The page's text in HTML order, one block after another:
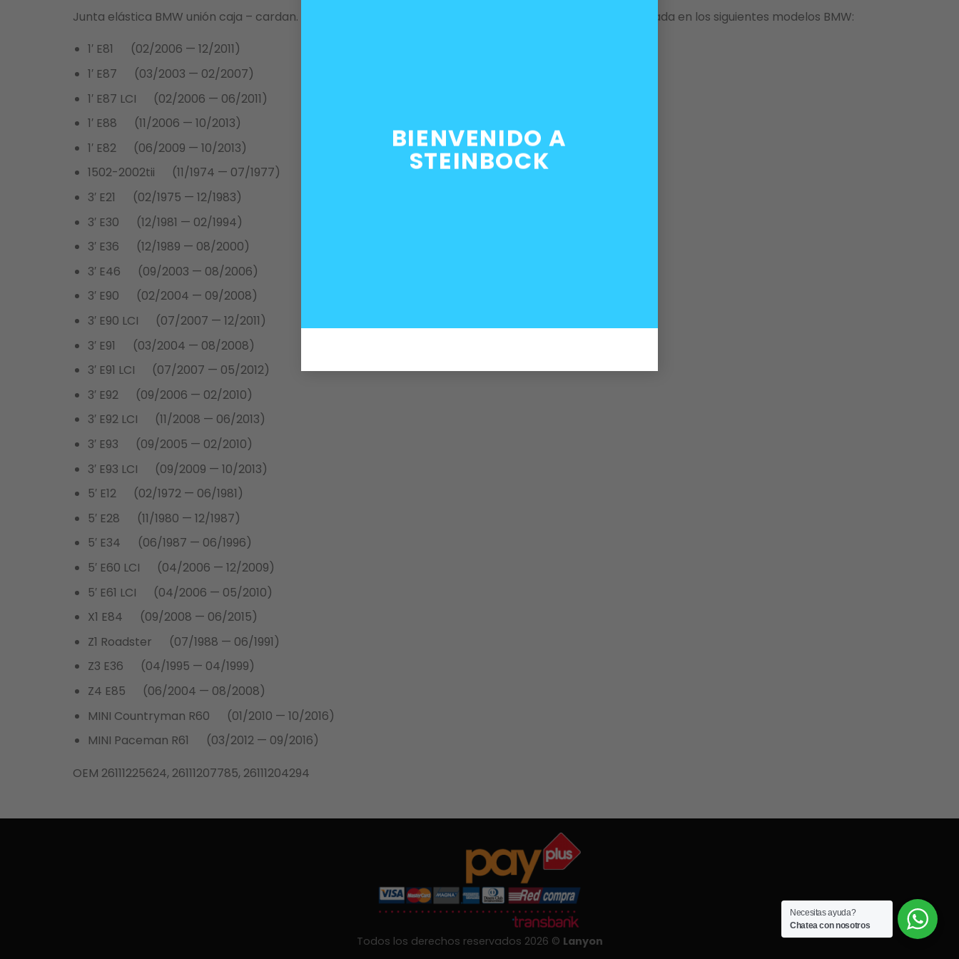
BIENVENIDO A
STEINBOCK
Junta elástica BMW unión caja – cardan. Distancia entre pernos: 78 mm / Diámetro pernos: 10 mm, utilizada en los siguientes modelos BMW:
1′ E81 (02/2006 — 12/2011)
1′ E87 (03/2003 — 02/2007)
1′ E87 LCI (02/2006 — 06/2011)
1′ E88 (11/2006 — 10/2013)
1′ E82 (06/2009 — 10/2013)
1502-2002tii (11/1974 — 07/1977)
3′ E21 (02/1975 — 12/1983)
3′ E30 (12/1981 — 02/1994)
3′ E36 (12/1989 — 08/2000)
3′ E46 (09/2003 — 08/2006)
3′ E90 (02/2004 — 09/2008)
3′ E90 LCI (07/2007 — 12/2011)
3′ E91 (03/2004 — 08/2008)
3′ E91 LCI (07/2007 — 05/2012)
3′ E92 (09/2006 — 02/2010)
3′ E92 LCI (11/2008 — 06/2013)
3′ E93 (09/2005 — 02/2010)
3′ E93 LCI (09/2009 — 10/2013)
5′ E12 (02/1972 — 06/1981)
5′ E28 (11/1980 — 12/1987)
5′ E34 (06/1987 — 06/1996)
5′ E60 LCI (04/2006 — 12/2009)
5′ E61 LCI (04/2006 — 05/2010)
X1 E84 (09/2008 — 06/2015)
Z1 Roadster (07/1988 — 06/1991)
Z3 E36 (04/1995 — 04/1999)
Z4 E85 (06/2004 — 08/2008)
MINI Countryman R60 (01/2010 — 10/2016)
MINI Paceman R61 (03/2012 — 09/2016)
OEM 26111225624, 26111207785, 26111204294
Todos los derechos reservados 2026 © Lanyon
Necesitas ayuda?
Chatea con nosotros